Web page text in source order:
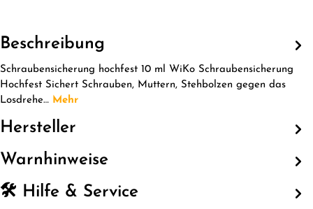
Beschreibung
Schraubensicherung hochfest 10 ml WiKo Schraubensicherung
Hochfest Sichert Schrauben, Muttern, Stehbolzen gegen das
Losdrehe… Mehr
Hersteller
Warnhinweise
🛠️ Hilfe & Service